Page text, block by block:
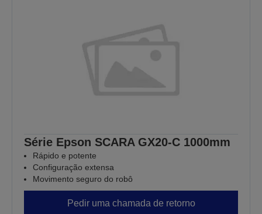
Série Epson SCARA GX20-C 1000mm
Rápido e potente
Configuração extensa
Movimento seguro do robô
Pedir uma chamada de retorno